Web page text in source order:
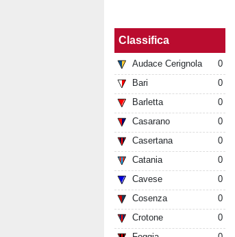
Classifica
Audace Cerignola
0
Bari
0
Barletta
0
Casarano
0
Casertana
0
Catania
0
Cavese
0
Cosenza
0
Crotone
0